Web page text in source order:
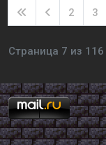
2 3
Страница 7 из 116